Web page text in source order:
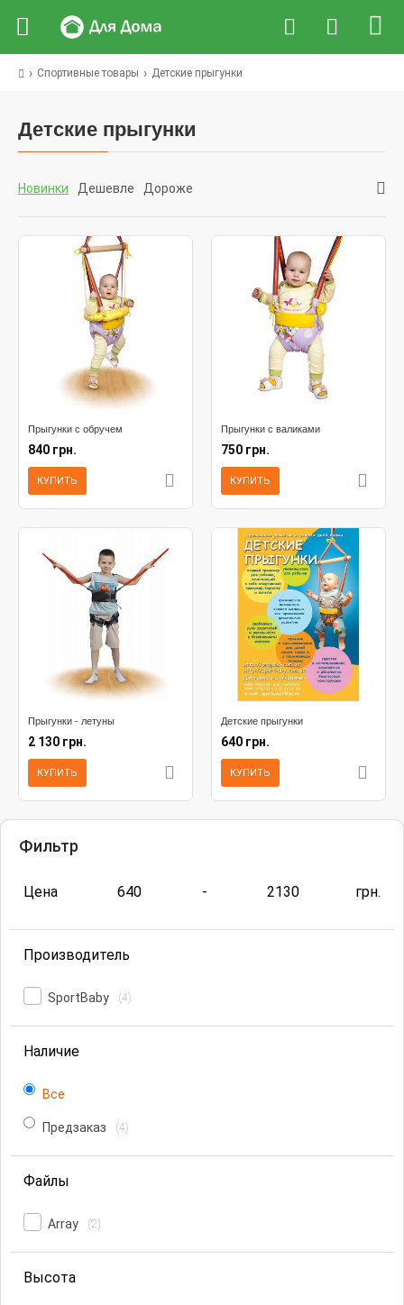
Спортивные товары Детские прыгунки
Детские прыгунки
Новинки Дешевле Дороже
Прыгунки с обручем
840 грн.
КУПИТЬ
Прыгунки с валиками
750 грн.
КУПИТЬ
Прыгунки - летуны
2 130 грн.
КУПИТЬ
Детские прыгунки
640 грн.
КУПИТЬ
Фильтр
Цена 640 - 2130 грн.
Производитель
SportBaby (4)
Наличие
Все
Предзаказ (4)
Файлы
Array (2)
Высота